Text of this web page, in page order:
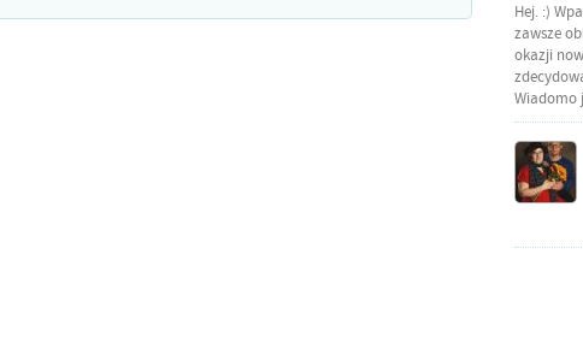
Hej. :)
zawsze
okazji
Wiadomo